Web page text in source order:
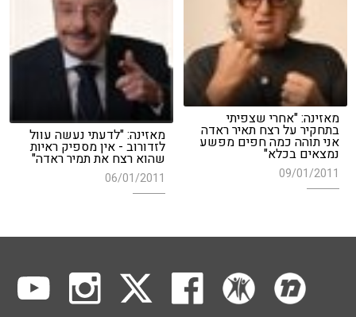
מאזינה: "אחרי שצפיתי
בתחקיר על רצח תאיר ראדה
אני תוהה כמה חפים מפשע
נמצאים בכלא"
09/01/2011
מאזינה: "לדעתי נעשה עוול
לזדורוב - אין מספיק ראיות
שהוא רצח את תמיר ראדה"
06/01/2011